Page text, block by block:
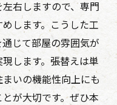
右しますので、専門
します。こうした工
じて部屋の雰囲気が
します。張替えは単
いの機能性向上にも
が大切です。ぜひ本